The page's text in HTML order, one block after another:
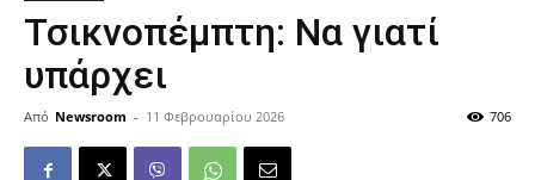
Τσικνοπέμπτη: Να γιατί
υπάρχει
Από Newsroom - 11 Φεβρουαρίου 2026 706